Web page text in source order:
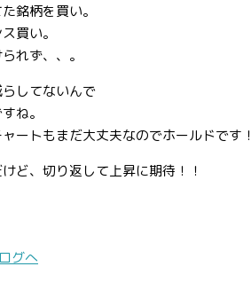
銘柄を買い。
買い。
れず、、。
してないんで
ね。
ートもまだ大丈夫なのでホールドです！
ど、切り返して上昇に期待！！